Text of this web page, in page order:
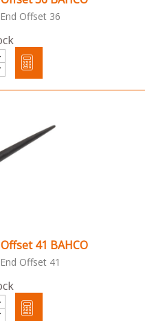
Offset 36
41 BAHCO
Offset 41